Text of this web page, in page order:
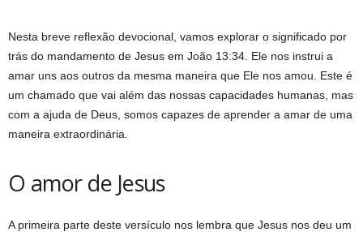
Nesta breve reflexão devocional, vamos explorar o significado por
trás do mandamento de Jesus em João 13:34. Ele nos instrui a
amar uns aos outros da mesma maneira que Ele nos amou. Este é
um chamado que vai além das nossas capacidades humanas, mas
com a ajuda de Deus, somos capazes de aprender a amar de uma
maneira extraordinária.
O amor de Jesus
A primeira parte deste versículo nos lembra que Jesus nos deu um